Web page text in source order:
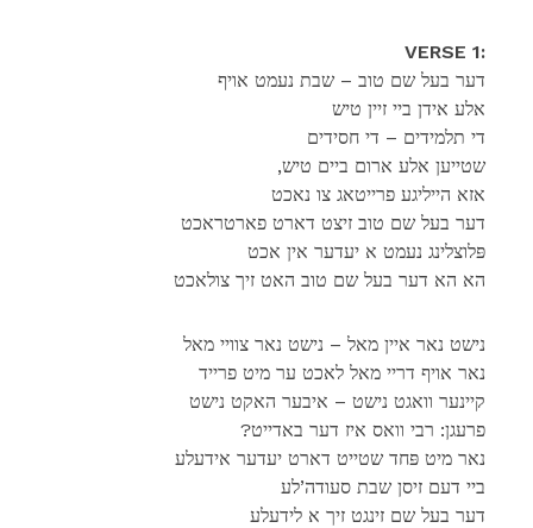
VERSE 1:
דער בעל שם טוב – שבת נעמט אויף
אלע אידן ביי זיין טיש
די תלמידים – די חסידים
,שטייען אלע ארום ביים טיש
אזא הייליגע פרייטאג צו נאכט
דער בעל שם טוב זיצט דארט פארטראכט
פּלוצלינג נעמט א יעדער אין אכט
הא הא דער בעל שם טוב האט זיך צולאכט
נישט נאר איין מאל – נישט נאר צוויי מאל
נאר אויף דריי מאל לאכט ער מיט פרייד
קיינער וואגט נישט – איבער האקט נישט
?פרעגן: רבי וואס איז דער באדייט
נאר מיט פּחד שטייט דארט יעדער אידעלע
ביי דעם זיסן שבת סעודה’לע
דער בעל שם זינגט זיך א לידעלע